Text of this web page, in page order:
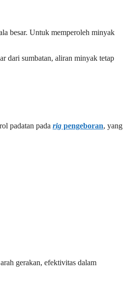
besar. Untuk memperoleh minyak
dari sumbatan, aliran minyak tetap
padatan pada rig pengeboran, yang
gerakan, efektivitas dalam